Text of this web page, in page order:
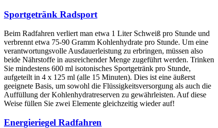
Sportgetränk Radsport
Beim Radfahren verliert man etwa 1 Liter Schweiß pro Stunde und
verbrennt etwa 75-90 Gramm Kohlenhydrate pro Stunde. Um eine
verantwortungsvolle Ausdauerleistung zu erbringen, müssen also
beide Nährstoffe in ausreichender Menge zugeführt werden. Trinken
Sie mindestens 600 ml isotonisches Sportgetränk pro Stunde,
aufgeteilt in 4 x 125 ml (alle 15 Minuten). Dies ist eine äußerst
geeignete Basis, um sowohl die Flüssigkeitsversorgung als auch die
Auffüllung der Kohlenhydratreserven zu gewährleisten. Auf diese
Weise füllen Sie zwei Elemente gleichzeitig wieder auf!
Energieriegel Radfahren